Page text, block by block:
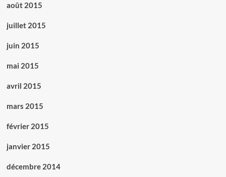
août 2015
juillet 2015
juin 2015
mai 2015
avril 2015
mars 2015
février 2015
janvier 2015
décembre 2014